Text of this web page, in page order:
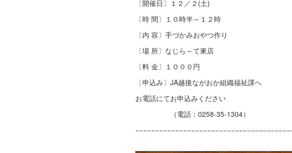
〔開催日〕１２／２(土)
〔時 間〕１０時半～１２時
〔内 容〕手づかみおやつ作り
〔場 所〕なじら～て東店
〔料 金〕１０００円
〔申込み〕JA越後ながおか組織福祉課へ
お電話にてお申込みください
（電話：0258-35-1304）